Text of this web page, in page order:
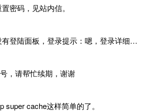
密码，见站内信。
站长，许久没有登陆面板，登录提示：嗯，登录详细信息似乎不正确。请重试。 网站还可以正常使用。如果是密码问题请帮忙重置一下密码。谢谢。订单号：97790，账号：aa20210950。 站长，提交了工单，你回复续期成功，不过我的问题是面部登陆信息有问题，一直是初始密码，现在无法登陆，有时间麻烦排查一下。
，请帮忙续期，谢谢
super cache这样简单的了。